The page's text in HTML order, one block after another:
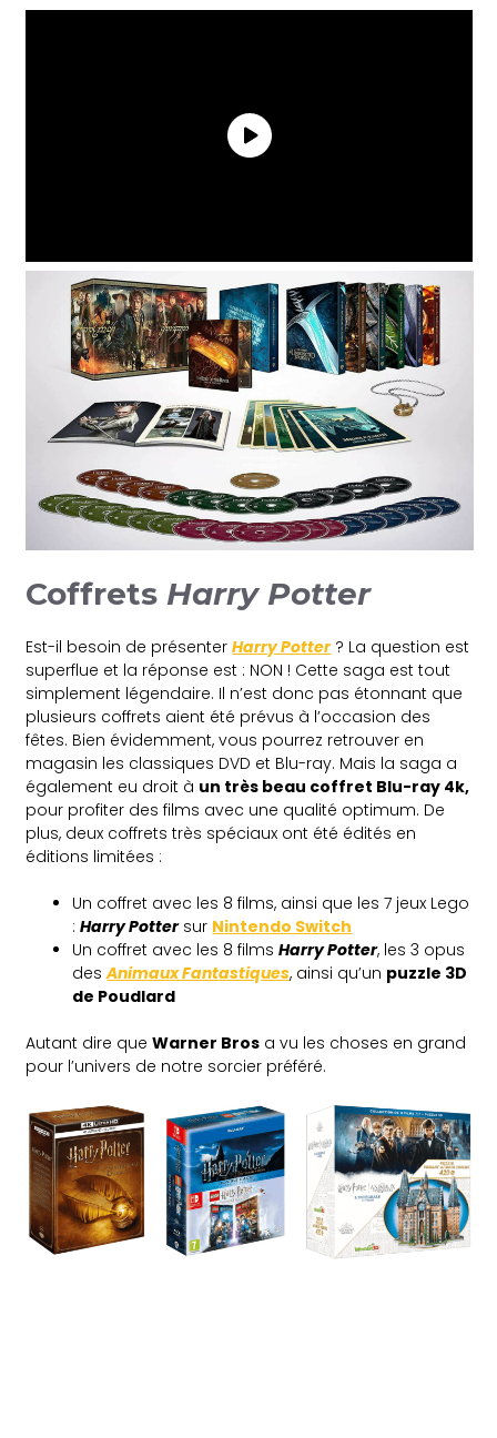
Coffrets Harry Potter
Est-il besoin de présenterHarry Potter? La question est
superflue et la réponse est : NON ! Cette saga est tout
simplement légendaire. Il n’est donc pas étonnant que
plusieurs coffrets aient été prévus à l’occasion des
fêtes. Bien évidemment, vous pourrez retrouver en
magasin les classiques DVD et Blu-ray. Mais la saga a
également eu droit à un très beau coffret Blu-ray 4k,
pour profiter des films avec une qualité optimum. De
plus, deux coffrets très spéciaux ont été édités en
éditions limitées :
Un coffret avec les 8 films, ainsi que les 7 jeux Lego
:Harry Pottersur Nintendo Switch
Un coffret avec les 8 filmsHarry Potter, les 3 opus
desAnimaux Fantastiques, ainsi qu’un puzzle 3D
de Poudlard
Autant dire queWarner Bros a vu les choses en grand
pour l’univers de notre sorcier préféré.